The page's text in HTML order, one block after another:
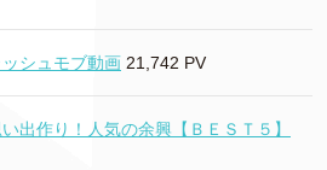
シュモブ動画 21,742 PV
出作り！人気の余興【ＢＥＳＴ５】